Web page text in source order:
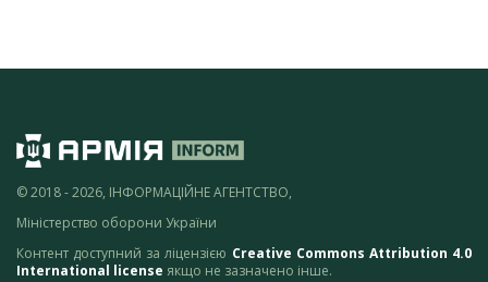
© 2018 - 2026, ІНФОРМАЦІЙНЕ АГЕНТСТВО,
Міністерство оборони України
Контент доступний за ліцензією Creative Commons Attribution 4.0
International license якщо не зазначено інше.